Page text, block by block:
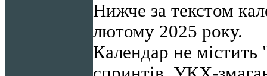
Нижче за текстом
лютому 2025 року.
Календар не містить